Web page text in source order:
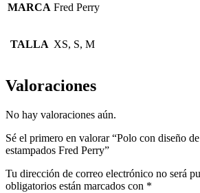
MARCA Fred Perry
TALLA XS, S, M
Valoraciones
No hay valoraciones aún.
Sé el primero en valorar “Polo con diseño
estampados Fred Perry”
Tu dirección de correo electrónico no será
obligatorios están marcados con *